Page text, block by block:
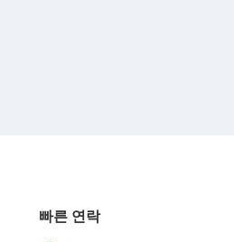
빠른 연락